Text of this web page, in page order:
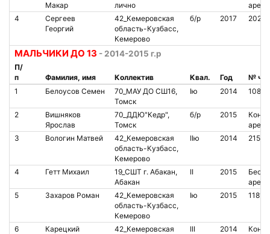
Макар
лично
4
Сергеев
Георгий
42_Кемеровская
область-Кузбасс,
Кемерово
б/р 2017
МАЛЬЧИКИ ДО 13 - 2014-2015 г.р
П/
п
Фамилия, имя Коллектив Квал. Год
№
1
Белоусов Семен
70_МАУ ДО СШ16,
Томск
Iю 2014
2
Вишняков
Ярослав
70_ДДЮ"Кедр",
Томск
б/р 2015
3
Вологин Матвей
42_Кемеровская
область-Кузбасс,
Кемерово
IIю 2014
4 Гетт Михаил
19_СШТ г. Абакан,
Абакан
II 2015
5
Захаров Роман
42_Кемеровская
область-Кузбасс,
Кемерово
Iю 2015
6
Карецкий
42_Кемеровская
III 2014